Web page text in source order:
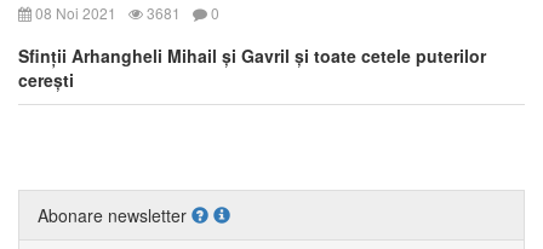
08 Noi 2021 3681 0
Sfinții Arhangheli Mihail și Gavril și toate cetele puterilor
cerești
Abonare newsletter